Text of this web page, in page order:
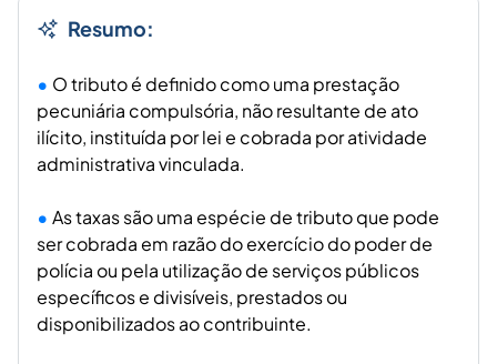
Resumo:
O tributo é definido como uma prestação
pecuniária compulsória, não resultante de ato
ilícito, instituída por lei e cobrada por atividade
administrativa vinculada.
As taxas são uma espécie de tributo que pode
ser cobrada em razão do exercício do poder de
polícia ou pela utilização de serviços públicos
específicos e divisíveis, prestados ou
disponibilizados ao contribuinte.